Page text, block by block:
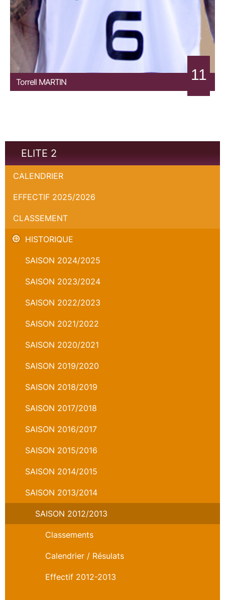
11
Torrell MARTIN
ELITE 2
CALENDRIER
EFFECTIF 2025/2026
CLASSEMENT
HISTORIQUE
SAISON 2024/2025
SAISON 2023/2024
SAISON 2022/2023
SAISON 2021/2022
SAISON 2020/2021
SAISON 2019/2020
SAISON 2018/2019
SAISON 2017/2018
SAISON 2016/2017
SAISON 2015/2016
SAISON 2014/2015
SAISON 2013/2014
SAISON 2012/2013
Classements
Calendrier / Résulats
Effectif 2012-2013